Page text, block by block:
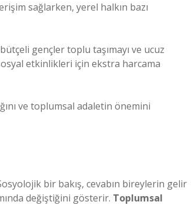
sağlarken, yerel halkın bazı
gençler toplu taşımayı ve ucuz
etkinlikleri için ekstra harcama
ve toplumsal adaletin önemini
bir bakış, cevabın bireylerin gelir
değiştiğini gösterir. Toplumsal